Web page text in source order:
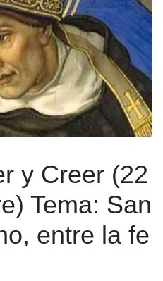
y Creer (22
Tema: San
entre la fe